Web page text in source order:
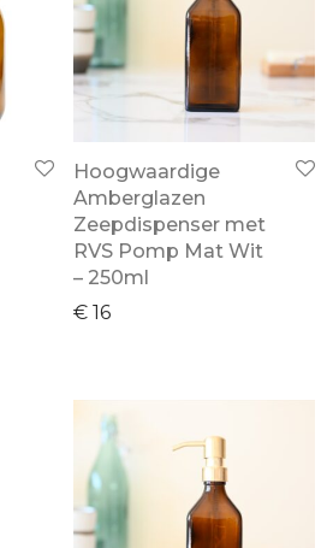
Hoogwaardige
Amberglazen
Zeepdispenser met
RVS Pomp Mat Wit
– 250ml
€ 16